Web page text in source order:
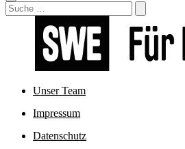
Search
Unser Team
Impressum
Datenschutz